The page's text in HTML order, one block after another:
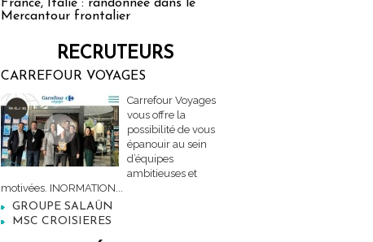
France, Italie : randonnée dans le
Mercantour frontalier
RECRUTEURS
CARREFOUR VOYAGES
Carrefour Voyages
vous offre la
possibilité de vous
épanouir au sein
d’équipes
ambitieuses et
motivées. INORMATION...
GROUPE SALAÜN
MSC CROISIERES